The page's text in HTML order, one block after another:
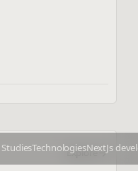
StudiesTechnologiesNextJs
Explore